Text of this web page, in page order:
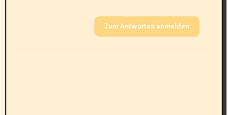
Zum Antworten anmelden